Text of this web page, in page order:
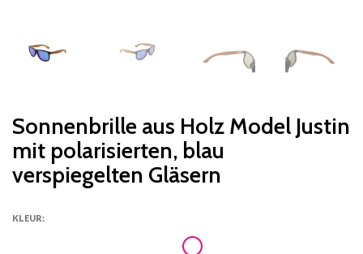
Sonnenbrille aus Holz Model Justin
mit polarisierten, blau
verspiegelten Gläsern
KLEUR: